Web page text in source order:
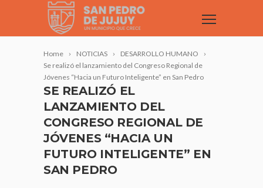
Home NOTICIAS
DESARROLLO HUMANO
Se realizó el lanzamiento del Congreso Regional de
Jóvenes “Hacia un Futuro Inteligente” en San Pedro
SE REALIZÓ EL
LANZAMIENTO DEL
CONGRESO REGIONAL DE
JÓVENES “HACIA UN
FUTURO INTELIGENTE” EN
SAN PEDRO